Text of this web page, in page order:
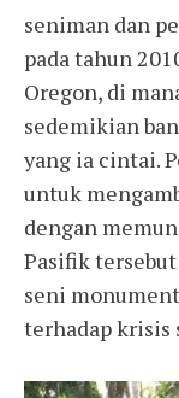
seniman dan
pada tahun
Oregon, di
sedemikian
yang ia cintai.
untuk
dengan
Pasifik
seni
terhadap krisis